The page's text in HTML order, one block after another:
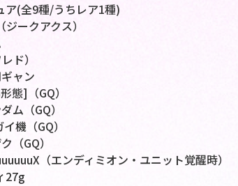
(全9種/うちレア1種)
ークアクス）
ド）
ャン
態]（GQ）
ム（GQ）
機（GQ）
（GQ）
（エンディミオン・ユニット覚醒時）
27g